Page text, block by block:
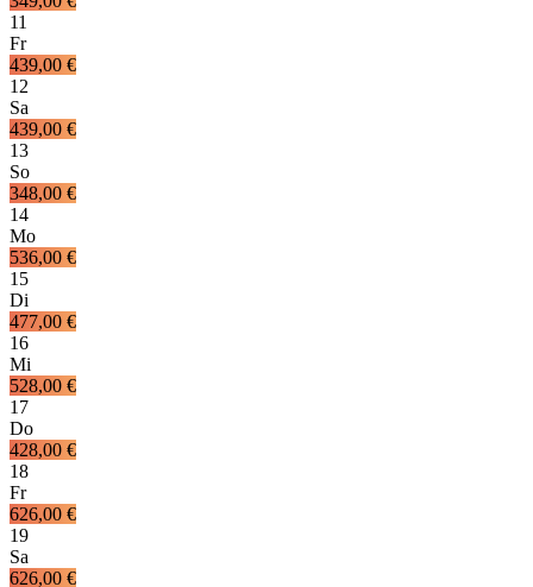
11
Fr
439,00 €
12
Sa
439,00 €
13
So
348,00 €
14
Mo
536,00 €
15
Di
477,00 €
16
Mi
528,00 €
17
Do
428,00 €
18
Fr
626,00 €
19
Sa
626,00 €